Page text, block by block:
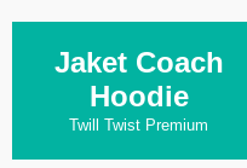
Jaket Coach
Hoodie
Twill Twist Premium